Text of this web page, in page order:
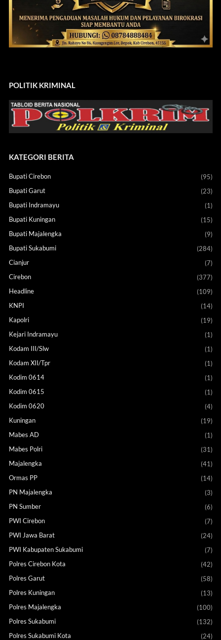
POLITIK KRIMINAL
KATEGORI BERITA
Bupati Cirebon
(95)
Bupati Garut
(23)
Bupati Indramayu
(1)
Bupati Kuningan
(15)
Bupati Majalengka
(9)
Bupati Sukabumi
(284)
Cianjur
(7)
Cirebon
(377)
Headline
(109)
KNPI
(14)
Kapolri
(19)
Kejari Indramayu
(1)
Kodam III/Slw
(1)
Kodam XII/Tpr
(1)
Kodim 0614
(1)
Kodim 0615
(1)
Kodim 0620
(4)
Kuningan
(19)
Mabes AD
(1)
Mabes Polri
(31)
Majalengka
(41)
Ormas PP
(14)
PN Majalengka
(3)
PN Sumber
(6)
PWI Cirebon
(7)
PWI Jawa Barat
(24)
PWI Kabupaten Sukabumi
(7)
Polres Cirebon Kota
(42)
Polres Garut
(58)
Polres Kuningan
(13)
Polres Majalengka
(100)
Polres Sukabumi
(132)
Polres Sukabumi Kota
(24)